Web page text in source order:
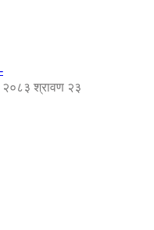
२०८३ श्रावण २३